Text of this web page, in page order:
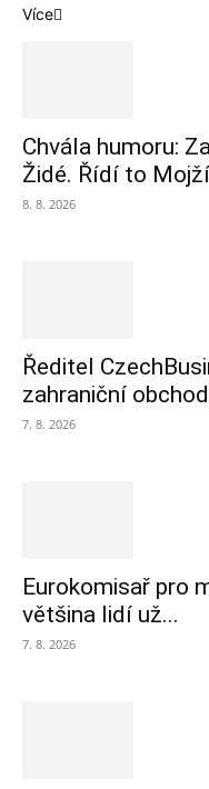
Více
Chvála humoru:
Židé. Řídí to
8. 8. 2026
Ředitel
zahraniční obchod
7. 8. 2026
Eurokomisař pro
většina lidí už...
7. 8. 2026